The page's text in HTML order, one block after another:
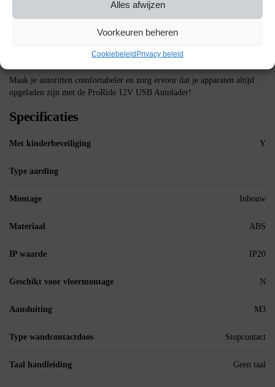
Alles afwijzen
Voorkeuren beheren
CookiebeleidPrivacy beleid
Output USB-poorten: QC3.0
Drievoudig inbouw paneel
Maak je autoritten comfortabeler en zorg ervoor dat je apparaten altijd
opgeladen zijn met de ProRide 12V USB Autolader!
Specificaties
Met kinderbeveiliging Y
Type aarding
Montage Inbouw
Materiaal ABS
IP waarde IP20
Geschikt voor vloermontage N
Aansluiting M3
Type wandcontactdoos Stopcontact
Taal handleiding Geen taal